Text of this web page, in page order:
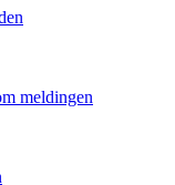
meldingen